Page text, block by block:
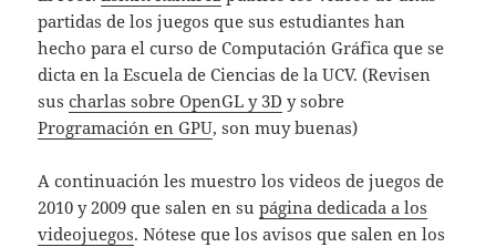
partidas de los juegos que sus estudiantes han
hecho para el curso de Computación Gráfica que se
dicta en la Escuela de Ciencias de la UCV. (Revisen
suscharlas sobre OpenGL y 3D y sobre
Programación en GPU, son muy buenas)
A continuación les muestro los videos de juegos de
2010 y 2009 que salen en supágina dedicada a los
videojuegos. Nótese que los avisos que salen en los